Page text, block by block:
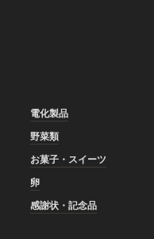
電化製品
野菜類
お菓子・スイーツ
卵
感謝状・記念品